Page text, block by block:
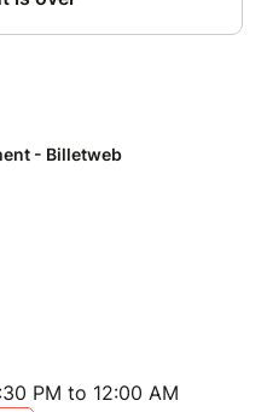
PM to 12:00 AM